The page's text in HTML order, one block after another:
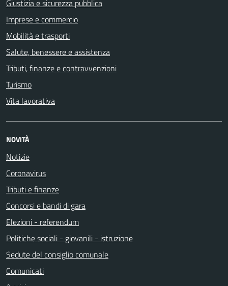
Giustizia e sicurezza pubblica
Imprese e commercio
Mobilità e trasporti
Salute, benessere e assistenza
Tributi, finanze e contravvenzioni
Turismo
Vita lavorativa
NOVITÀ
Notizie
Coronavirus
Tributi e finanze
Concorsi e bandi di gara
Elezioni - referendum
Politiche sociali - giovanili - istruzione
Sedute del consiglio comunale
Comunicati